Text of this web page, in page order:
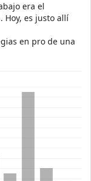
era el
Hoy, es justo allí
en pro de una